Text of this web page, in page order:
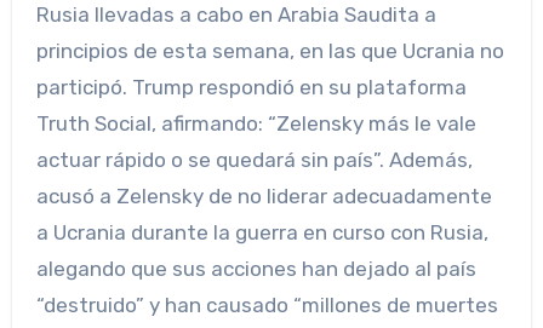
Rusia llevadas a cabo en Arabia Saudita a
principios de esta semana, en las que Ucrania no
participó. Trump respondió en su plataforma
Truth Social, afirmando: “Zelensky más le vale
actuar rápido o se quedará sin país”. Además,
acusó a Zelensky de no liderar adecuadamente
a Ucrania durante la guerra en curso con Rusia,
alegando que sus acciones han dejado al país
“destruido” y han causado “millones de muertes